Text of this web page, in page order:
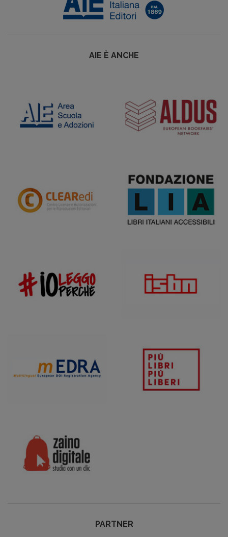
AIE È ANCHE
PARTNER